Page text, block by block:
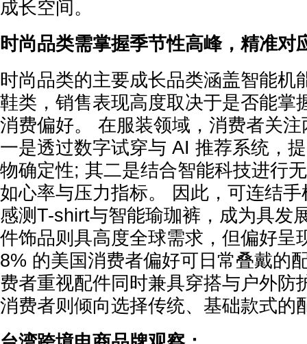
成长空间。
时尚品类需掌握季节性高峰，精准对
时尚品类的主要成长品类涵盖智能机
鞋类，销售表现高度取决于是否能掌
消费偏好。 在服装领域，消费者关
一是透过数字试穿与 AI 推荐系统，
物确定性; 其二是结合智能科技进行
如心率与压力指标。 因此，可连结
感测T-shirt与智能瑜珈裤，成为具发
件饰品则具高度全球需求，但偏好呈
8% 的美国消费者偏好可日常叠戴的
费者重视配件同时兼具穿搭与户外防
消费者则倾向选择传统、基础款式的